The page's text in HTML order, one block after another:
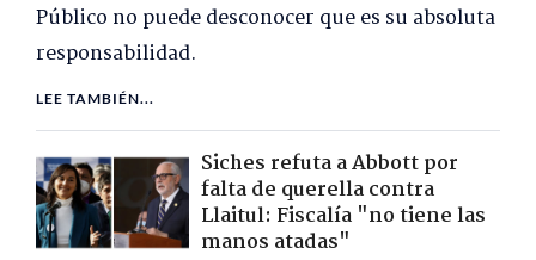
Público no puede desconocer que es su absoluta
responsabilidad.
LEE TAMBIÉN...
Siches refuta a Abbott por
falta de querella contra
Llaitul: Fiscalía "no tiene las
manos atadas"